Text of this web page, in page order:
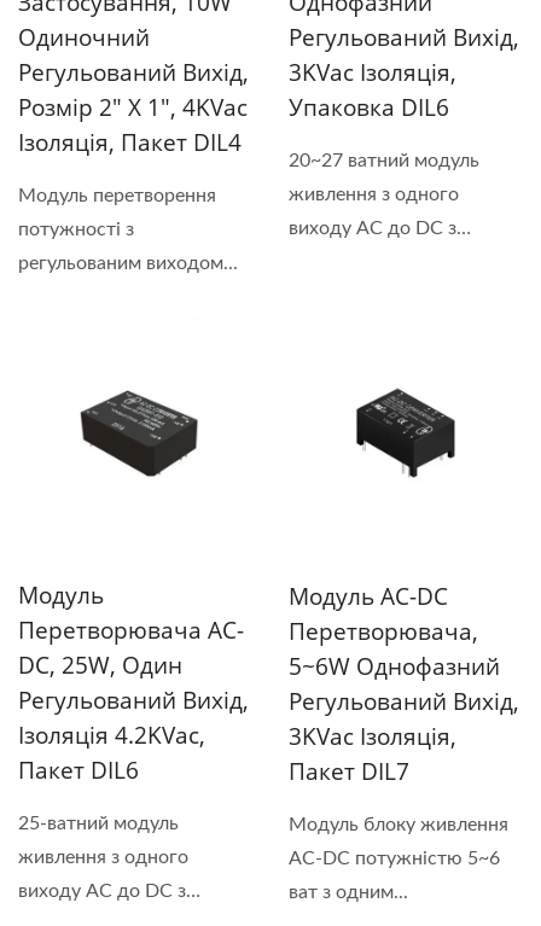
Одиночний
Регульований Вихід,
Розмір 2" X 1", 4KVac
Ізоляція, Пакет DIL4
Модуль перетворення
потужності з
регульованим виходом...
Регульований Вихід,
3KVac Ізоляція,
Упаковка DIL6
20~27 ватний модуль
живлення з одного
виходу AC до DC з
Модуль
Перетворювача AC-
DC, 25W, Один
Регульований Вихід,
Ізоляція 4.2KVac,
Пакет DIL6
25-ватний модуль
живлення з одного
виходу AC до DC з
Модуль AC-DC
Перетворювача,
5~6W Однофазний
Регульований Вихід,
3KVac Ізоляція,
Пакет DIL7
Модуль блоку живлення
AC-DC потужністю 5~6
ват з одним...